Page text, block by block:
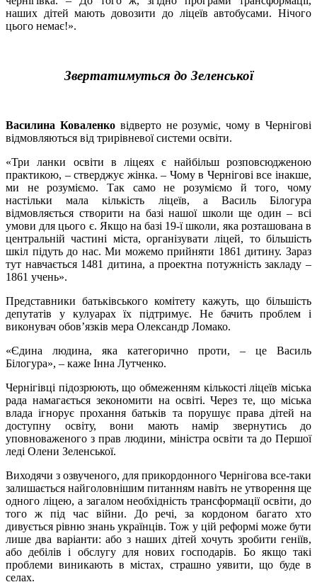
наших дітей мають довозити до ліцеїв автобусами. Нічого
цього немає!».
Звертатимуться до Зеленської
Василина Коваленковідверто не розуміє, чому в Чернігові
відмовляються від трирівневої системи освіти.
«Три ланки освіти в ліцеях є найбільш розповсюдженою
практикою, – стверджує жінка. – Чому в Чернігові все інакше,
ми не розуміємо. Так само не розуміємо й того, чому
настільки мала кількість ліцеїв, а Василь Білогура
відмовляється створити на базі нашої школи ще один – всі
умови для цього є. Якщо на базі 19-ї школи, яка розташована в
центральній частині міста, організувати ліцей, то більшість
шкіл підуть до нас. Ми можемо прийняти 1861 дитину. Зараз
тут навчається 1481 дитина, а проектна потужність закладу –
1861 учень».
Представники батьківського комітету кажуть, що більшість
депутатів у кулуарах їх підтримує. Не бачить проблем і
виконувач обов’язків мера Олександр Ломако.
«Єдина людина, яка категорично проти, – це Василь
Білогура», – каже Інна Лутченко.
Чернігівці підозрюють, що обмеженням кількості ліцеїв міська
рада намагається зекономити на освіті. Через те, що міська
влада ігнорує прохання батьків та порушує права дітей на
доступну освіту, вони мають намір звернутись до
уповноваженого з прав людини, міністра освіти та до Першої
леді Олени Зеленської.
Виходячи з озвученого, для прикордонного Чернігова все-таки
залишається найголовнішим питанням навіть не утворення ще
одного ліцею, а загалом необхідність трансформації освіти, до
того ж під час війни. До речі, за кордоном багато хто
дивується рівню знань українців. Тож у цій реформі може бути
лише два варіанти: або з наших дітей хочуть зробити геніїв,
або дебілів і обслугу для нових господарів. Бо якщо такі
проблеми виникають в містах, страшно уявити, що буде в
селах.